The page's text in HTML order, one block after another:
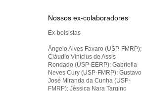
Nossos ex-colaboradores
Ex-bolsistas
Ângelo Alves Favaro (USP-FMRP);
Cláudio Vinícius de Assis
Rondado (USP-EERP); Gabriella
Neves Cury (USP-FMRP); Gustavo
José Miranda da Cunha (USP-
FMRP); Jéssica Nara Targino